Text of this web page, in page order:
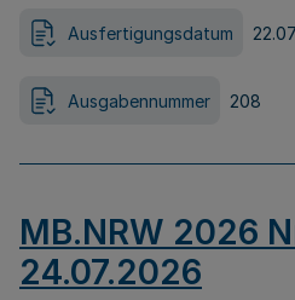
Ausfertigungsdatum
Ausgabennummer 208
MB.NRW 2026
24.07.2026